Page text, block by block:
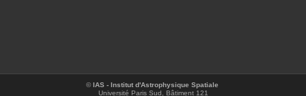
©IAS - Institut d'Astrophysique Spatiale
Université Paris Sud, Bâtiment 121